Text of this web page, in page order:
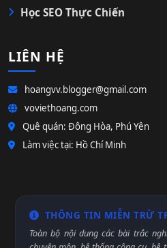
Học SEO Thực Chiến
LIÊN HỆ
hoangvv.blogger@gmail.com
voviethoang.com
Quê quán: Đông Hòa, Phú Yên
Làm việc tại: Hồ Chí Minh
THÔNG TIN MIỄN TRỪ
Toàn bộ nội dung các bài trắc